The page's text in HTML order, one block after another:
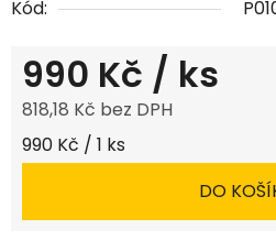
Kód:
990 Kč / ks
818,18 Kč bez DPH
Měrná cena:
990 Kč / 1 ks
DO